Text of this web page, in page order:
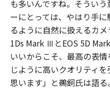
も多いんですね。そうい
ーにとっては、やはり手
るように自然に扱えるカ
1Ds Mark ⅢとEOS 5D
いいからこそ、最高の表
じように高いクオリティ
思います」と鵜飼氏は語る。